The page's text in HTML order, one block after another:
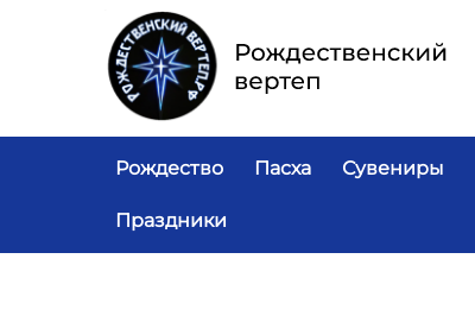
Перейти к основному содержанию
Рождество Пасха Сувениры
Праздники